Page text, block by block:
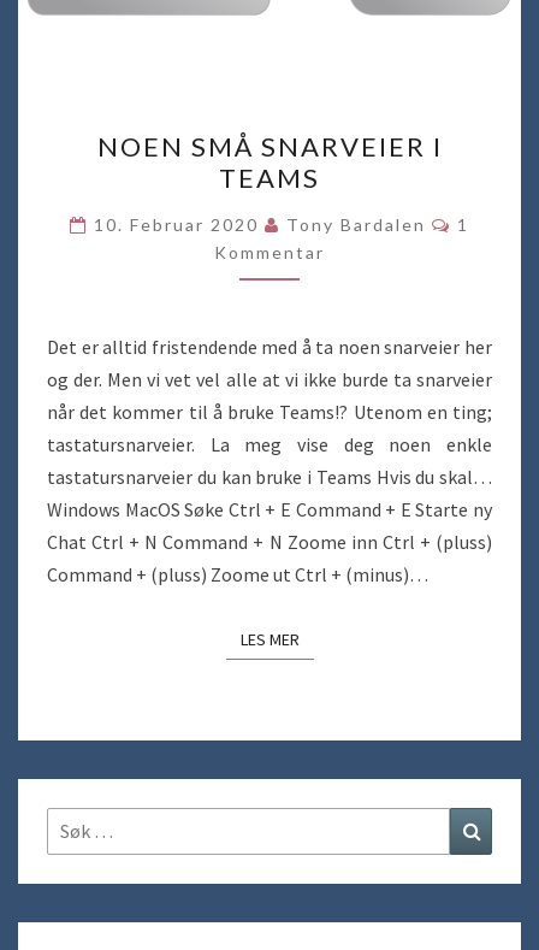
SMÅ
SNARVEIER
I
TEAMS
NOEN SMÅ SNARVEIER I
TEAMS
10. Februar 2020 Tony Bardalen
1
Kommentar
Det er alltid fristendende med å ta noen snarveier her
og der. Men vi vet vel alle at vi ikke burde ta snarveier
når det kommer til å bruke Teams!? Utenom en ting;
tastatursnarveier. La meg vise deg noen enkle
tastatursnarveier du kan bruke i Teams Hvis du skal…
Windows MacOS Søke Ctrl + E Command + E Starte ny
Chat Ctrl + N Command + N Zoome inn Ctrl + (pluss)
Command + (pluss) Zoome ut Ctrl + (minus)…
LES MERLES MER
Søk
etter: